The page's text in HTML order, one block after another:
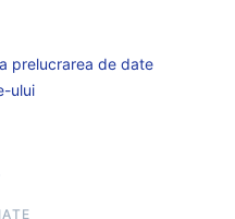
prelucrarea de date
ului